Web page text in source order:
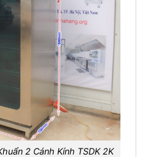
2 Cánh Kính TSDK 2K